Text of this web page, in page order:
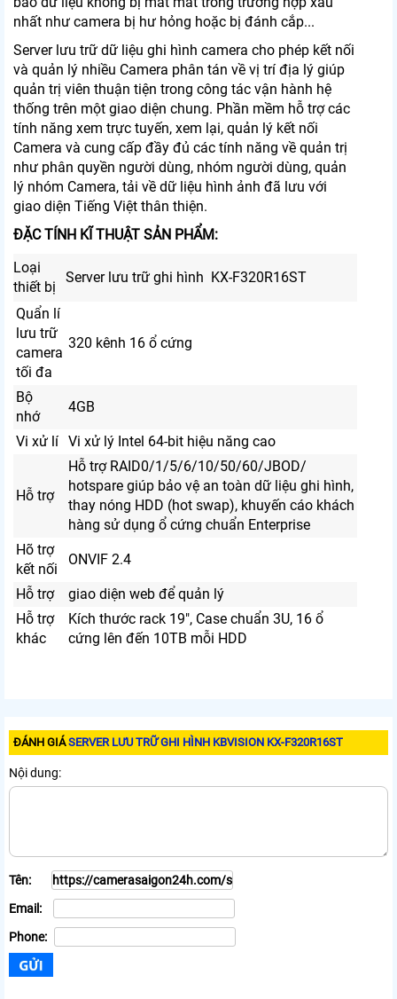
nhất như camera bị hư hỏng hoặc bị đánh cắp...
Server lưu trữ dữ liệu ghi hình camera cho phép kết nối
và quản lý nhiều Camera phân tán về vị trí địa lý giúp
quản trị viên thuận tiện trong công tác vận hành hệ
thống trên một giao diện chung. Phần mềm hỗ trợ các
tính năng xem trực tuyến, xem lại, quản lý kết nối
Camera và cung cấp đầy đủ các tính năng về quản trị
như phân quyền người dùng, nhóm người dùng, quản
lý nhóm Camera, tải về dữ liệu hình ảnh đã lưu với
giao diện Tiếng Việt thân thiện.
ĐẶC TÍNH KĨ THUẬT SẢN PHẨM:
Loại
thiết bị
Server lưu trữ ghi hình KX-F320R16ST
Quẩn lí
lưu trữ
camera
tối đa
320 kênh 16 ổ cứng
Bộ
nhớ
4GB
Vi xử lí Vi xử lý Intel 64-bit hiệu năng cao
Hỗ trợ
Hỗ trợ RAID0/1/5/6/10/50/60/JBOD/
hotspare giúp bảo vệ an toàn dữ liệu ghi hình,
thay nóng HDD (hot swap), khuyến cáo khách
hàng sử dụng ổ cứng chuẩn Enterprise
Hõ trợ
kết nối
ONVIF 2.4
Hỗ trợ
giao diện web để quản lý
Hỗ trợ
khác
Kích thước rack 19", Case chuẩn 3U, 16 ổ
cứng lên đến 10TB mỗi HDD
ĐÁNH GIÁSERVER LƯU TRỮ GHI HÌNH KBVISION KX-F320R16ST
Nội dung:
Tên:
Email:
Phone: